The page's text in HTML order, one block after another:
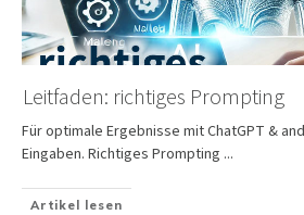
Leitfaden: richtiges Prompting
Für optimale Ergebnisse mit ChatGPT &
Eingaben. Richtiges Prompting ...
Artikel lesen